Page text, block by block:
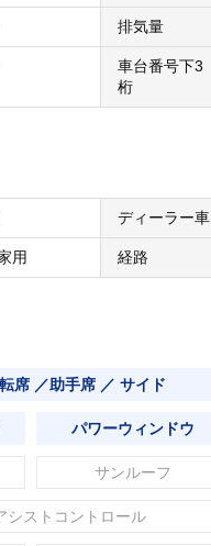
排気量
車台番号下3
桁
ディーラー車
用 経路
席 ／助手席 ／ サイド
パワーウィンドウ
サンルーフ
シストコントロール